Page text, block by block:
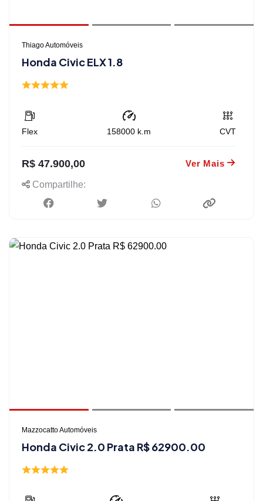
Thiago Automóveis
Honda Civic ELX 1.8
Flex 158000k.m CVT
R$ 47.900,00 Ver Mais
Compartilhe:
Mazzocatto Automóveis
Honda Civic 2.0 Prata R$ 62900.00